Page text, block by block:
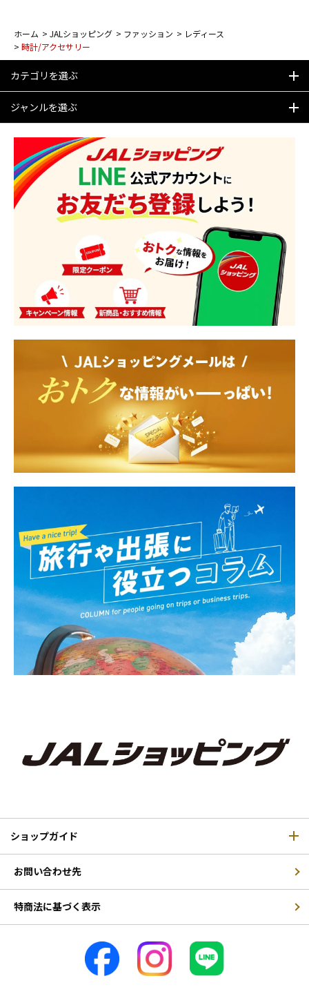
ホーム > JALショッピング > ファッション > レディース
> 時計/アクセサリー
カテゴリを選ぶ
ジャンルを選ぶ
ショップガイド
お問い合わせ先
特商法に基づく表示